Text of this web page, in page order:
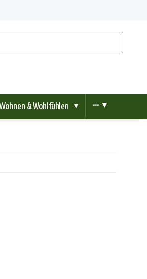
Wohnen & Wohlfühlen ▼ ••• ▼